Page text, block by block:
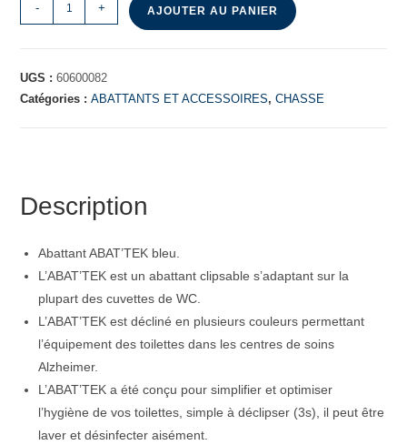
- + AJOUTER AU PANIER
UGS :60600082
Catégories :ABATTANTS ET ACCESSOIRES,CHASSE
Description
Abattant ABAT’TEK bleu.
L’ABAT’TEK est un abattant clipsable s’adaptant sur la
plupart des cuvettes de WC.
L’ABAT’TEK est décliné en plusieurs couleurs permettant
l’équipement des toilettes dans les centres de soins
Alzheimer.
L’ABAT’TEK a été conçu pour simplifier et optimiser
l’hygiène de vos toilettes, simple à déclipser (3s), il peut être
laver et désinfecter aisément.